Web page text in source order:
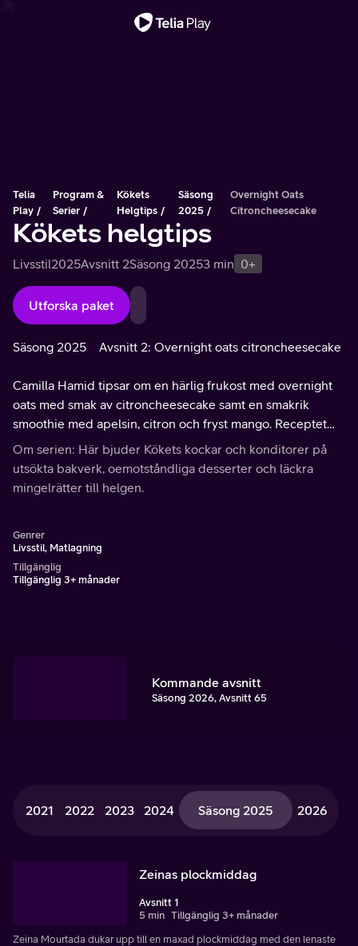
Telia
Play
Program &
Serier
Kökets
Helgtips
Säsong
2025
Overnight Oats
Citroncheesecake
Kökets helgtips
Livsstil2025Avsnitt 2Säsong 20253 min 0+
Utforska paket
Säsong 2025 Avsnitt 2: Overnight oats citroncheesecake
Camilla Hamid tipsar om en härlig frukost med overnight
oats med smak av citroncheesecake samt en smakrik
smoothie med apelsin, citron och fryst mango. Receptet
hittar du på köket.se
Om serien: Här bjuder Kökets kockar och konditorer på
utsökta bakverk, oemotståndliga desserter och läckra
mingelrätter till helgen.
Genrer
Livsstil, Matlagning
Tillgänglig
Tillgänglig 3+ månader
Kommande avsnitt
Säsong 2026, Avsnitt 65
2021 2022 2023 2024 Säsong 2025 2026
Zeinas plockmiddag
Avsnitt 1
5 min Tillgänglig 3+ månader
Zeina Mourtada dukar upp till en maxad plockmiddag med den lenaste